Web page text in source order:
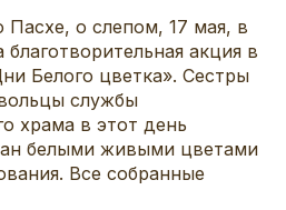
о слепом, 17 мая, в
акция в
Белого цветка». Сестры
службы
храма в этот день
белыми живыми цветами
Все собранные